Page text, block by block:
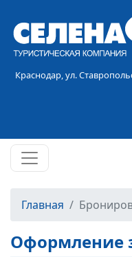
Краснодар, ул.
Главная
Оформление